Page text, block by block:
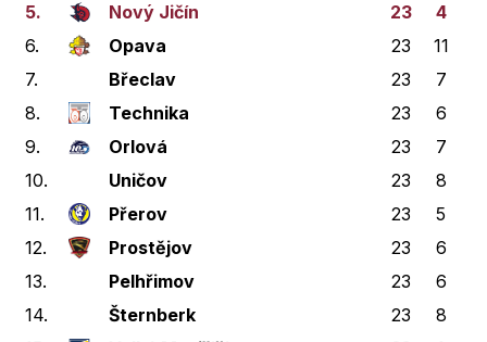
5.
Nový Jičín 23 4
6.
Opava 23 11
7.
Břeclav 23 7
8.
Technika 23 6
9.
Orlová 23 7
10.
Uničov 23 8
11.
Přerov 23 5
12.
Prostějov 23 6
13.
Pelhřimov 23 6
14.
Šternberk 23 8